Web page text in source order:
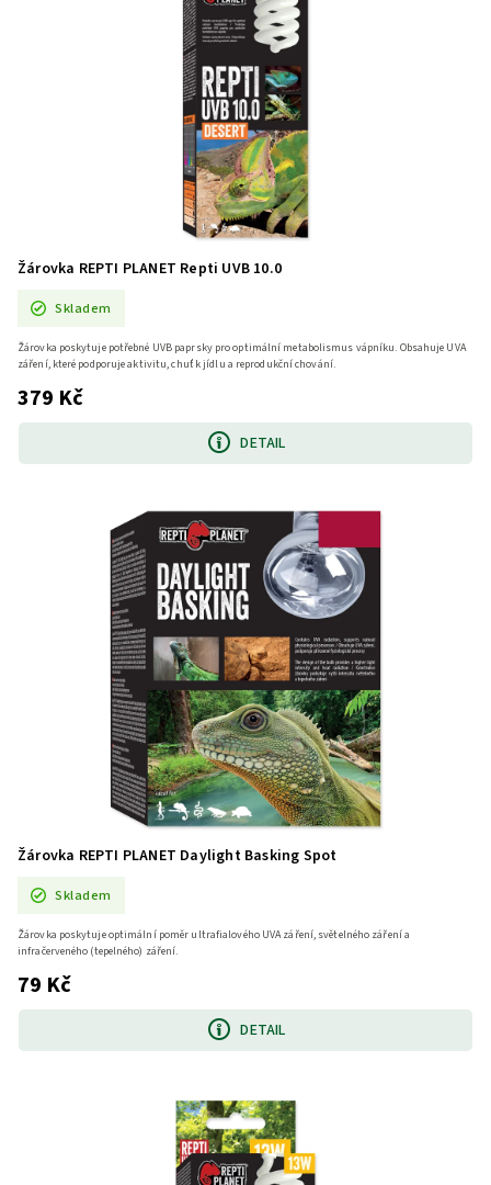
Žárovka REPTI PLANET Repti UVB 10.0
Skladem
379 Kč
DETAIL
Žárovka poskytuje potřebné UVB paprsky pro optimální metabolismus vápníku. Obsahuje UVA
záření, které podporuje aktivitu, chuť k jídlu a reprodukční chování.
Žárovka REPTI PLANET Daylight Basking Spot
Skladem
79 Kč
DETAIL
Žárovka poskytuje optimální poměr ultrafialového UVA záření, světelného záření a
infračerveného (tepelného) záření.